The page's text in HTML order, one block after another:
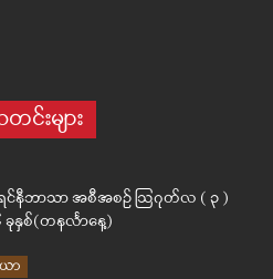
းများ
ရင်နီဘာသာ အစီအစဉ် ဩဂုတ်လ ( ၃ )
ခုနှစ်(တနင်္လာနေ့)
ာ